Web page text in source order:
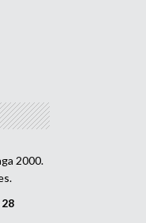
2000.
28